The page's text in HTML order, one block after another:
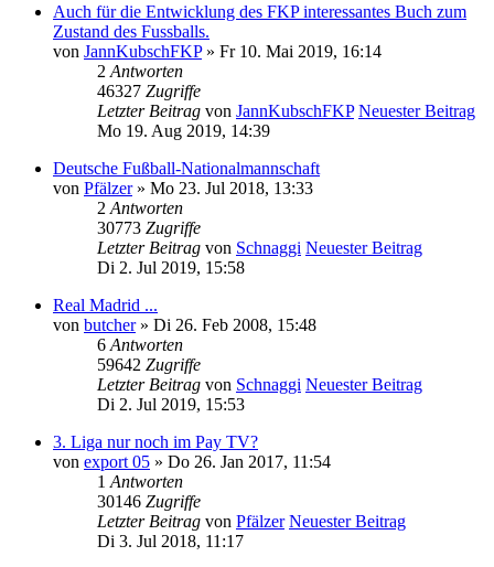
Auch für die Entwicklung des FKP interessantes Buch zum
Zustand des Fussballs.
von JannKubschFKP» Fr 10. Mai 2019, 16:14
2 Antworten
46327 Zugriffe
Letzter Beitrag von JannKubschFKP Neuester Beitrag
Mo 19. Aug 2019, 14:39
Deutsche Fußball-Nationalmannschaft
von Pfälzer» Mo 23. Jul 2018, 13:33
2 Antworten
30773 Zugriffe
Letzter Beitrag von Schnaggi Neuester Beitrag
Di 2. Jul 2019, 15:58
Real Madrid ...
von butcher» Di 26. Feb 2008, 15:48
6 Antworten
59642 Zugriffe
Letzter Beitrag von Schnaggi Neuester Beitrag
Di 2. Jul 2019, 15:53
3. Liga nur noch im Pay TV?
von export 05 » Do 26. Jan 2017, 11:54
1 Antworten
30146 Zugriffe
Letzter Beitrag von Pfälzer Neuester Beitrag
Di 3. Jul 2018, 11:17